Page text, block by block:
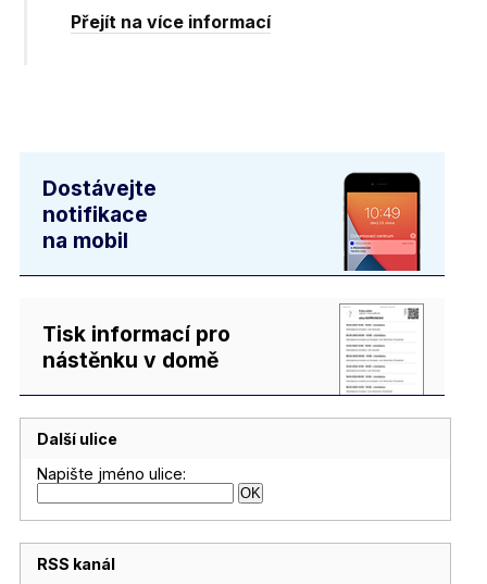
Přejít na více informací
Dostávejte
notifikace
na mobil
Tisk informací pro
nástěnku v domě
Další ulice
Napište jméno ulice:
RSS kanál